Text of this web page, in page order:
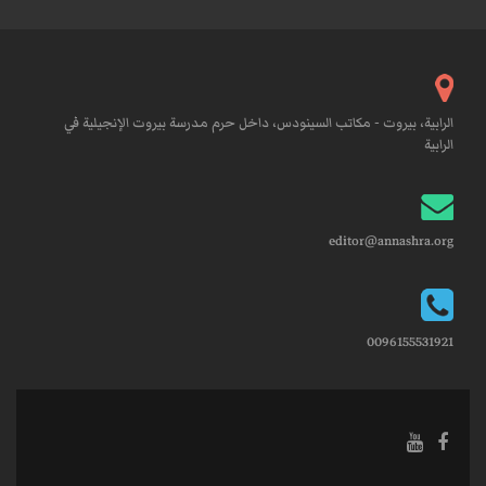
الرابية، بيروت - مكاتب السينودس، داخل حرم مدرسة بيروت الإنجيلية في
الرابية
editor@annashra.org
0096155531921